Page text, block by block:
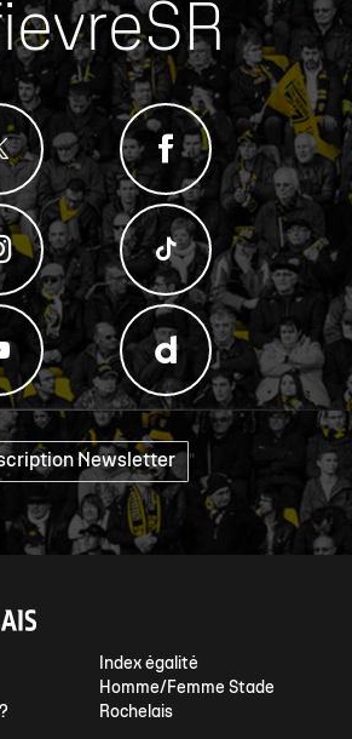
Newsletter "
Index égalité
Homme/Femme Stade
Rochelais